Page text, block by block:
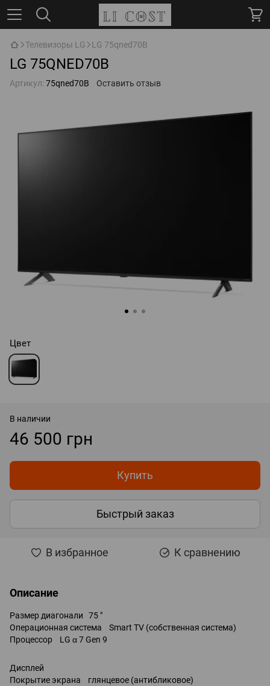
Телевизоры LG LG 75qned70B
LG 75QNED70B
Артикул: 75qned70B Оставить отзыв
Цвет
В наличии
46 500 грн
Купить
Быстрый заказ
В избранное К сравнению
Описание
Размер диагонали 75 "
Операционная система Smart TV (собственная система)
Процессор LG α 7 Gen 9
Дисплей
Покрытие экрана глянцевое (антибликовое)